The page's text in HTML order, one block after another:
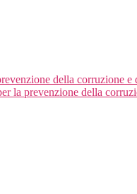
della corruzione e
la prevenzione della